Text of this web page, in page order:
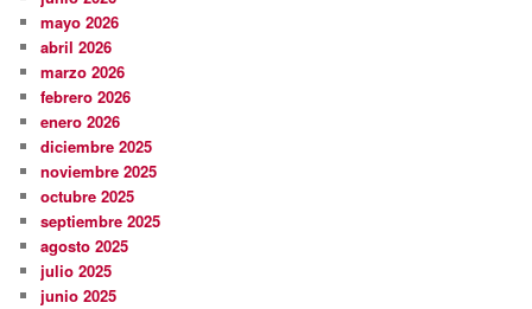
mayo 2026
abril 2026
marzo 2026
febrero 2026
enero 2026
diciembre 2025
noviembre 2025
octubre 2025
septiembre 2025
agosto 2025
julio 2025
junio 2025